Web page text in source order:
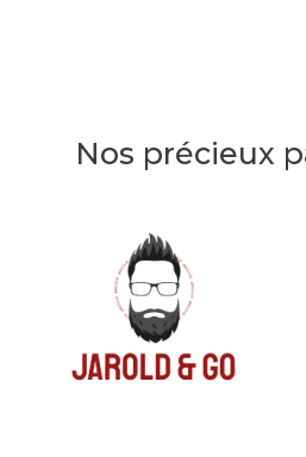
Nos précieux